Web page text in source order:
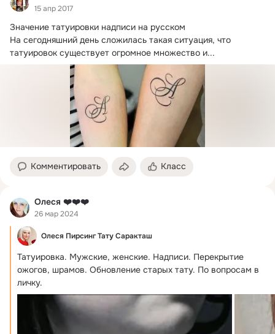
15 апр 2017
Значение татуировки надписи на русском
На сегодняшний день сложилась такая ситуация, что
татуировок существует огромное множество и...
Комментировать Класс
Олеся ❤️❤️❤️
26 мар 2024
Олеся Пирсинг Тату Саракташ
Татуировка. Мужские, женские. Надписи. Перекрытие
ожогов, шрамов. Обновление старых тату. По вопросам в
личку.